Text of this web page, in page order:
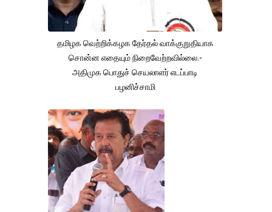
தமிழக வெற்றிக்கழக தேர்தல் வாக்குறுதியாக
சொன்ன எதையும் நிறைவேற்றவில்லை.-
அதிமுக பொதுச் செயலாளர் எடப்பாடி
பழனிச்சாமி